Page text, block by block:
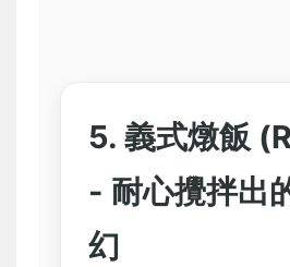
5. 義式燉飯
- 耐心攪拌出
幻